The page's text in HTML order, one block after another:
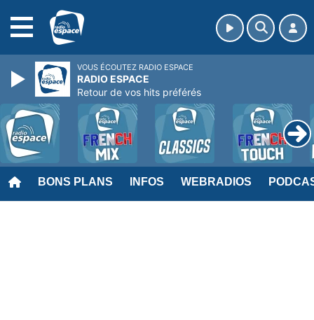
BONS PLANS INFOS WEBRADIOS
VOUS ÉCOUTEZ RADIO ESPACE
RADIO ESPACE
Retour de vos hits préférés